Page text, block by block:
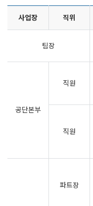
사업장 직위
팀장
공단본부
직원
직원
파트장